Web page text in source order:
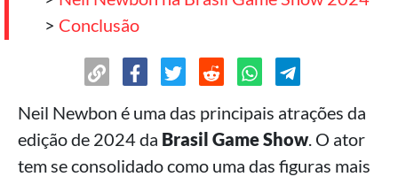
> Conclusão
Neil Newbon é uma das principais atrações da
edição de 2024 da Brasil Game Show. O ator
tem se consolidado como uma das figuras mais